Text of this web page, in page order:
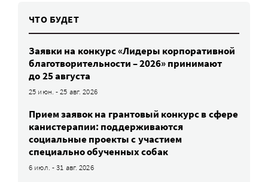
ЧТО БУДЕТ
Заявки на конкурс «Лидеры корпоративной
благотворительности – 2026» принимают
до 25 августа
25 июн. - 25 авг. 2026
Прием заявок на грантовый конкурс в сфере
канистерапии: поддерживаются
социальные проекты с участием
специально обученных собак
6 июл. - 31 авг. 2026